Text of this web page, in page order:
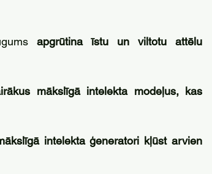
apgrūtina īstu un viltotu attēlu
mākslīgā intelekta modeļus, kas
intelekta ģeneratori kļūst arvien